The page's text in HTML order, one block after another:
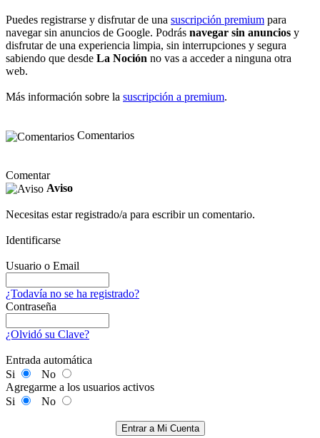
Puedes registrarse y disfrutar de una suscripción premium para
navegar sin anuncios de Google. Podrás navegar sin anuncios y
disfrutar de una experiencia limpia, sin interrupciones y segura
sabiendo que desde La Noción no vas a acceder a ninguna otra
web.
Más información sobre la suscripción a premium.
Comentarios
Comentar
Aviso
Necesitas estar registrado/a para escribir un comentario.
Identificarse
Usuario o Email
¿Todavía no se ha registrado?
Contraseña
¿Olvidó su Clave?
Entrada automática
Si
No
Agregarme a los usuarios activos
Si
No
Entrar a Mi Cuenta